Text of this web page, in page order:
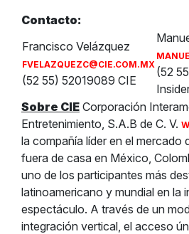
Contacto:
Francisco Velázquez
FVELAZQUEZC@CIE.COM.MX
(52 55) 52019089 CIE
(52
Sobre CIE Corporación
Entretenimiento, S.A.B de C. V.
la compañía líder en el mercado
fuera de casa en México,
uno de los participantes más
latinoamericano y mundial en la
espectáculo. A través de un
integración vertical, el acceso